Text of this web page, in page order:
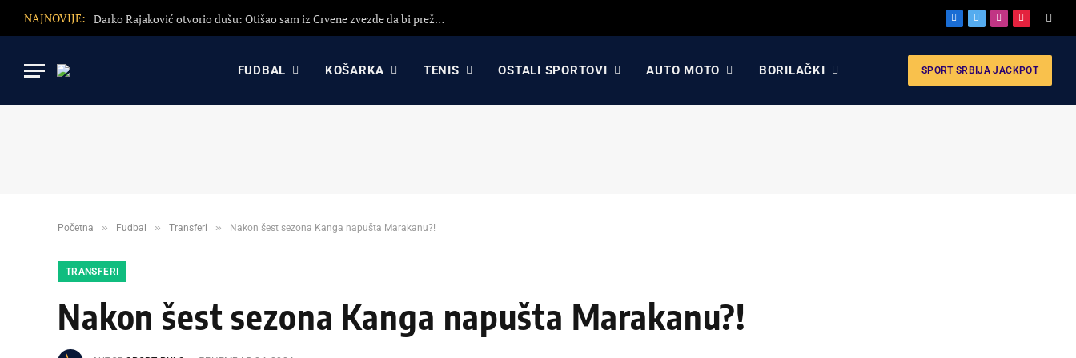
NAJNOVIJE: Darko Rajaković otvorio dušu: Otišao sam iz Crvene zvezde da bi preživeo, nisam primio 8 plata (VIDEO) Facebook
X
Instagram
Pinterest
FUDBAL KOŠARKA TENIS OSTALI SPORTOVI AUTO MOTO BORILAČKI SPORT SRBIJA JACKPOT
Početna » Fudbal » Transferi » Nakon šest sezona Kanga napušta Marakanu?!
TRANSFERI
Nakon šest sezona Kanga napušta Marakanu?!